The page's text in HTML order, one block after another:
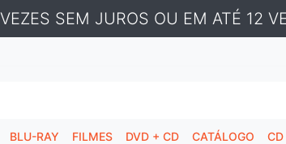
SEM JUROS OU EM ATÉ 12
BLU-RAY FILMES DVD + CD CATÁLOGO CD